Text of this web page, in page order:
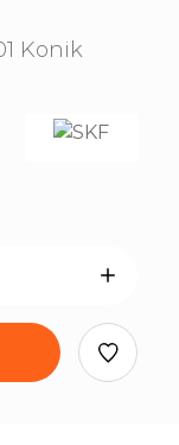
Konik